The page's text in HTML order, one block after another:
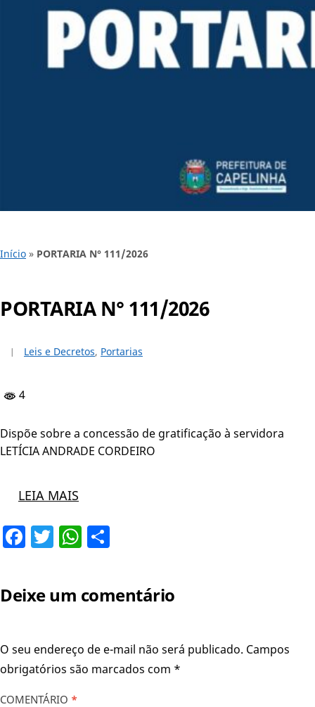
Início » PORTARIA N° 111/2026
PORTARIA N° 111/2026
Leis e Decretos, Portarias
4
Dispõe sobre a concessão de gratificação à servidora
LETÍCIA ANDRADE CORDEIRO
LEIA MAIS
Facebook
TwitterWhatsApp
Deixe um comentário
O seu endereço de e-mail não será publicado. Campos
obrigatórios são marcados com *
COMENTÁRIO *